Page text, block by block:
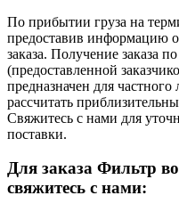
По прибытии груза на
предоставив информацию
заказа. Получение заказа
(предоставленной
предназначен для
рассчитать
Свяжитесь с нами для
поставки.
Для заказа Фильтр
свяжитесь с нами: